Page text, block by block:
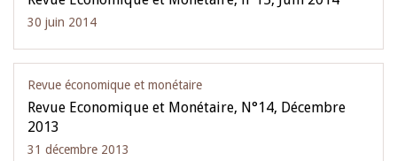
30 juin 2014
Revue économique et monétaire
Revue Economique et Monétaire, N°14, Décembre
2013
31 décembre 2013